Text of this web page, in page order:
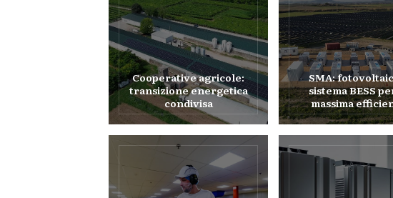
Cooperative agricole:
transizione energetica
condivisa
SMA:
sistema BESS
massima